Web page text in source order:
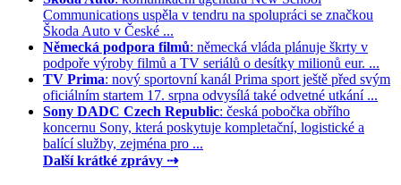
Communications uspěla v tendru na spolupráci se značkou
Škoda Auto v České ...
Německá podpora filmů: německá vláda plánuje škrty v
podpoře výroby filmů a TV seriálů o desítky milionů eur. ...
TV Prima: nový sportovní kanál Prima sport ještě před svým
oficiálním startem 17. srpna odvysílá také odvetné utkání ...
Sony DADC Czech Republic: česká pobočka obřího
koncernu Sony, která poskytuje kompletační, logistické a
balící služby, zejména pro ...
Další krátké zprávy ⇢